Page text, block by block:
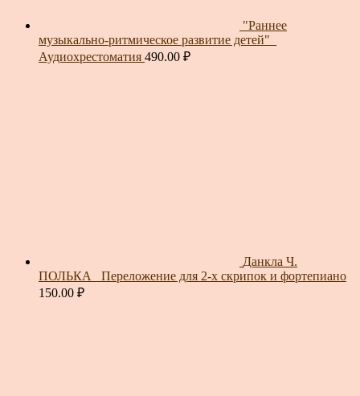
"Раннее
музыкально-ритмическое развитие детей"_
Аудиохрестоматия 490.00 ₽
Данкла Ч.
ПОЛЬКА_ Переложение для 2-х скрипок и фортепиано
150.00 ₽